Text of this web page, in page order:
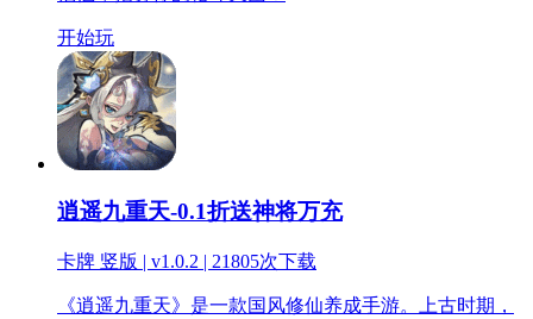
开始玩
逍遥九重天-0.1折送神将万充
卡牌 竖版 | v1.0.2 | 21805次下载
《逍遥九重天》是一款国风修仙养成手游。上古时期，